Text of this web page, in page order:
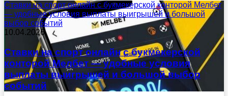
Ставки на спорт онлайн с букмекерской конторой Мелбет
— удобные условия выплаты выигрышей и большой
выбор событий
10.04.2026
Ставки на спорт онлайн с букмекерской
конторой Мелбет — удобные условия
выплаты выигрышей и большой выбор
событий